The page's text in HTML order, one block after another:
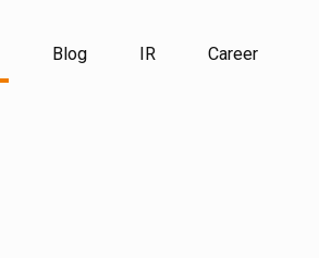
Blog IR Career